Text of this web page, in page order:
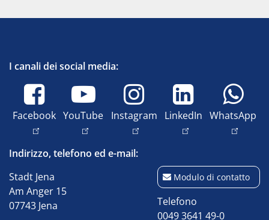
I canali dei social media:
Facebook YouTube Instagram LinkedIn WhatsApp
Indirizzo, telefono ed e-mail:
Stadt Jena
Am Anger 15
07743 Jena
Modulo di contatto
Telefono
0049 3641 49-0